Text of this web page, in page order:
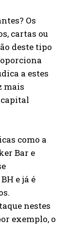
Os
cartas ou
deste tipo
a estes
mais
como a
Bar e
e já é
nestes
exemplo, o